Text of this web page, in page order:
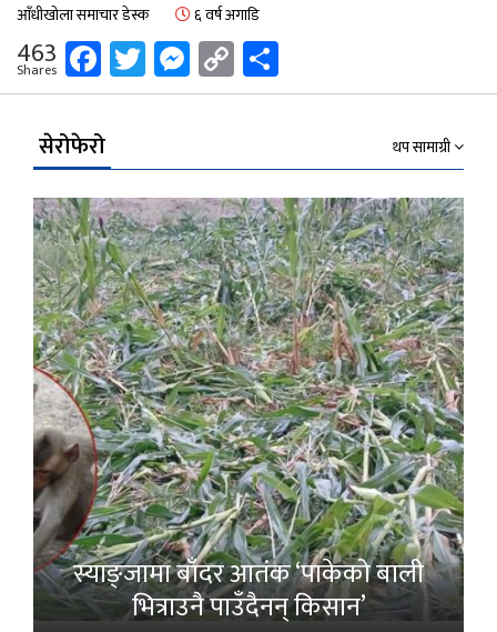
आँधीखोला समाचार डेस्क ६ वर्ष अगाडि
463
Shares Facebook
Twitter
Messenger
Copy
Link
सेरोफेरो थप सामाग्री
स्याङ्जामा बाँदर आतंक ‘पाकेको बाली
भित्राउनै पाउँदैनन् किसान’